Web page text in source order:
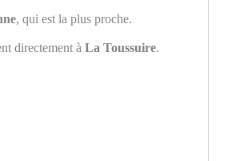
, qui est la plus proche.
directement à La Toussuire.